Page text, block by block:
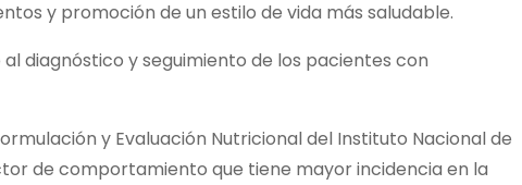
y promoción de un estilo de vida más saludable.
diagnóstico y seguimiento de los pacientes con
y Evaluación Nutricional del Instituto Nacional de
de comportamiento que tiene mayor incidencia en la